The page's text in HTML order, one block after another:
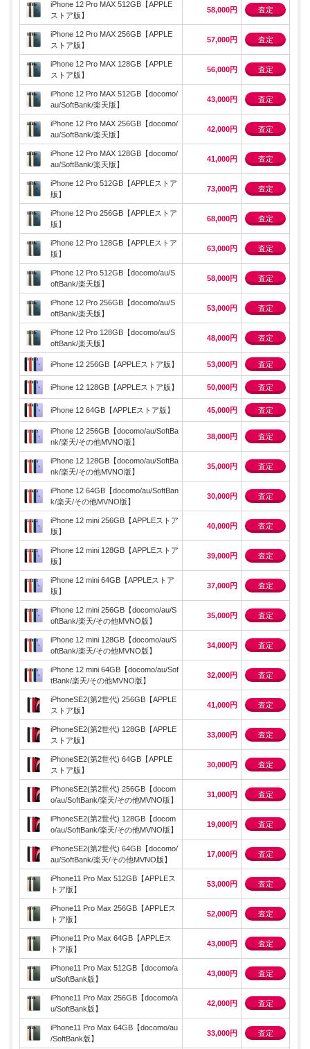
iPhone 12 Pro MAX 512GB【APPLE
ストア版】
58,000円 査定
iPhone 12 Pro MAX 256GB【APPLE
ストア版】
57,000円 査定
iPhone 12 Pro MAX 128GB【APPLE
ストア版】
56,000円 査定
iPhone 12 Pro MAX 512GB【docomo/
au/SoftBank/楽天版】
43,000円 査定
iPhone 12 Pro MAX 256GB【docomo/
au/SoftBank/楽天版】
42,000円 査定
iPhone 12 Pro MAX 128GB【docomo/
au/SoftBank/楽天版】
41,000円 査定
iPhone 12 Pro 512GB【APPLEストア
版】
73,000円 査定
iPhone 12 Pro 256GB【APPLEストア
版】
68,000円 査定
iPhone 12 Pro 128GB【APPLEストア
版】
63,000円 査定
iPhone 12 Pro 512GB【docomo/au/S
oftBank/楽天版】
58,000円 査定
iPhone 12 Pro 256GB【docomo/au/S
oftBank/楽天版】
53,000円 査定
iPhone 12 Pro 128GB【docomo/au/S
oftBank/楽天版】
48,000円 査定
iPhone 12 256GB【APPLEストア版】 53,000円 査定
iPhone 12 128GB【APPLEストア版】 50,000円 査定
iPhone 12 64GB【APPLEストア版】 45,000円 査定
iPhone 12 256GB【docomo/au/SoftBa
nk/楽天/その他MVNO版】
38,000円 査定
iPhone 12 128GB【docomo/au/SoftBa
nk/楽天/その他MVNO版】
35,000円 査定
iPhone 12 64GB【docomo/au/SoftBan
k/楽天/その他MVNO版】
30,000円 査定
iPhone 12 mini 256GB【APPLEストア
版】
40,000円 査定
iPhone 12 mini 128GB【APPLEストア
版】
39,000円 査定
iPhone 12 mini 64GB【APPLEストア
版】
37,000円 査定
iPhone 12 mini 256GB【docomo/au/S
oftBank/楽天/その他MVNO版】
35,000円 査定
iPhone 12 mini 128GB【docomo/au/S
oftBank/楽天/その他MVNO版】
34,000円 査定
iPhone 12 mini 64GB【docomo/au/Sof
tBank/楽天/その他MVNO版】
32,000円 査定
iPhoneSE2(第2世代) 256GB【APPLE
ストア版】
41,000円 査定
iPhoneSE2(第2世代) 128GB【APPLE
ストア版】
33,000円 査定
iPhoneSE2(第2世代) 64GB【APPLE
ストア版】
30,000円 査定
iPhoneSE2(第2世代) 256GB【docom
o/au/SoftBank/楽天/その他MVNO版】
31,000円 査定
iPhoneSE2(第2世代) 128GB【docom
o/au/SoftBank/楽天/その他MVNO版】
19,000円 査定
iPhoneSE2(第2世代) 64GB【docomo/
au/SoftBank/楽天/その他MVNO版】
17,000円 査定
iPhone11 Pro Max 512GB【APPLEス
トア版】
53,000円 査定
iPhone11 Pro Max 256GB【APPLEス
トア版】
52,000円 査定
iPhone11 Pro Max 64GB【APPLEス
トア版】
43,000円 査定
iPhone11 Pro Max 512GB【docomo/a
u/SoftBank版】
43,000円 査定
iPhone11 Pro Max 256GB【docomo/a
u/SoftBank版】
42,000円 査定
iPhone11 Pro Max 64GB【docomo/au
/SoftBank版】
33,000円 査定